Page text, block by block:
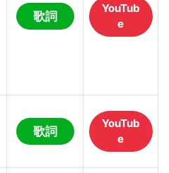
歌詞
YouTub
e
歌詞
YouTub
e